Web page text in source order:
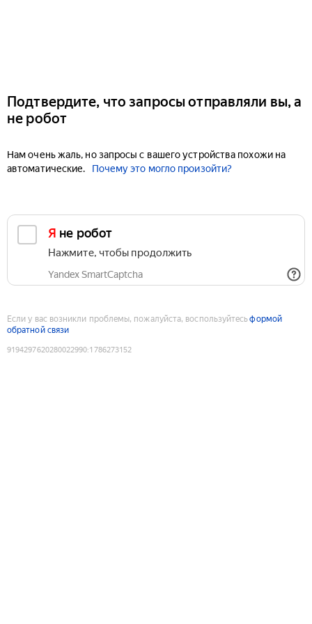
Подтвердите, что запросы отправляли вы, а
не робот
Нам очень жаль, но запросы с вашего устройства похожи на
автоматические.
Почему это могло произойти?
Я не робот
Нажмите, чтобы продолжить
Yandex SmartCaptcha
Если у вас возникли проблемы, пожалуйста, воспользуйтесьформой
обратной связи
9194297620280022990:1786273152